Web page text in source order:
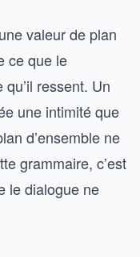
valeur de plan
ce que le
ressent. Un
une intimité que
d’ensemble ne
grammaire, c’est
le dialogue ne